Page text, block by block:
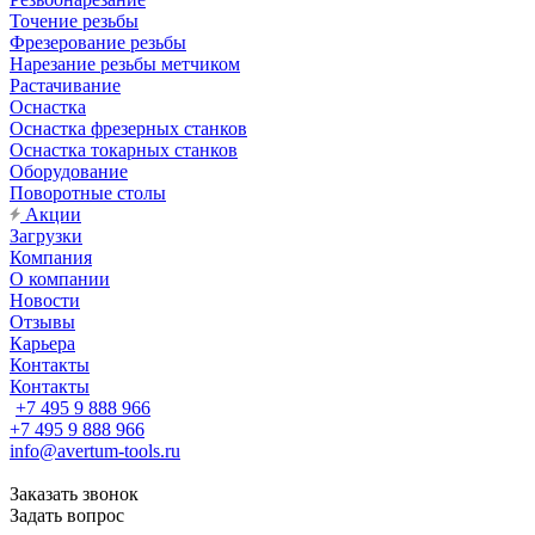
Точение резьбы
Фрезерование резьбы
Нарезание резьбы метчиком
Растачивание
Оснастка
Оснастка фрезерных станков
Оснастка токарных станков
Оборудование
Поворотные столы
Акции
Загрузки
Компания
О компании
Новости
Отзывы
Карьера
Контакты
Контакты
+7 495 9 888 966
+7 495 9 888 966
info@avertum-tools.ru
Заказать звонок
Задать вопрос